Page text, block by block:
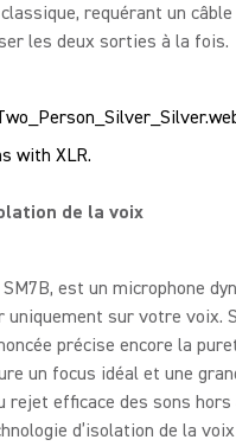
requérant un câble
les deux sorties à la fois.
with XLR.
de la voix
est un microphone
uniquement sur votre voix.
précise encore la
un focus idéal et une
rejet efficace des sons hors
d’isolation de la